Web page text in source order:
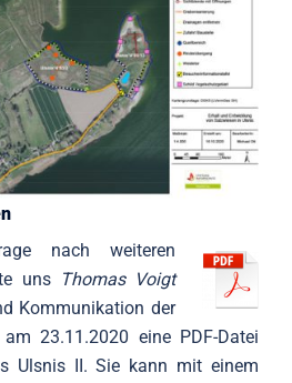
nach weiteren
uns Thomas Voigt
Kommunikation der
23.11.2020 eine PDF-Datei
Ulsnis II. Sie kann mit einem